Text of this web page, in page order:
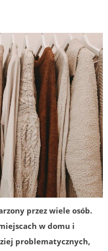
przez wiele osób.
w domu i
problematycznych,